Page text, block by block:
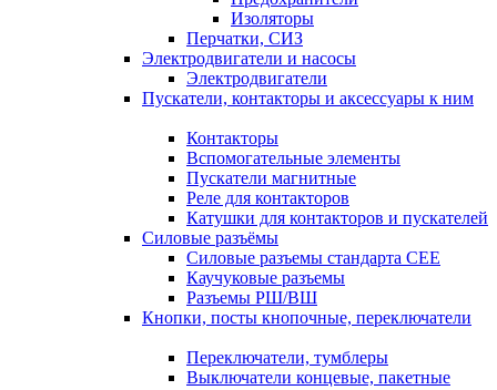
Изоляторы
Перчатки, СИЗ
Электродвигатели и насосы
Электродвигатели
Пускатели, контакторы и аксессуары к ним
Контакторы
Вспомогательные элементы
Пускатели магнитные
Реле для контакторов
Катушки для контакторов и пускателей
Силовые разъёмы
Силовые разъемы стандарта СЕЕ
Каучуковые разъемы
Разъемы РШ/ВШ
Кнопки, посты кнопочные, переключатели
Переключатели, тумблеры
Выключатели концевые, пакетные